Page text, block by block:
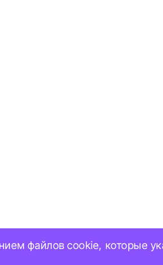
файлов cookie, которые